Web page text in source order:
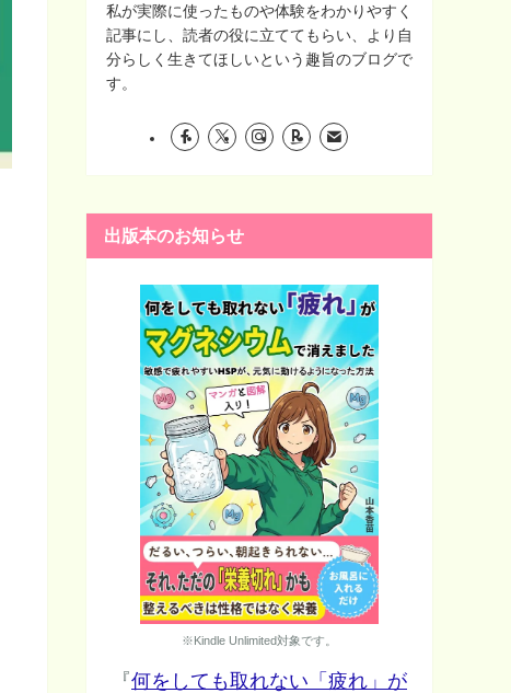
私が実際に使ったものや体験をわかりやすく
記事にし、読者の役に立ててもらい、より自
分らしく生きてほしいという趣旨のブログで
す。
出版本のお知らせ
※Kindle Unlimited対象です。
『何をしても取れない「疲れ」が